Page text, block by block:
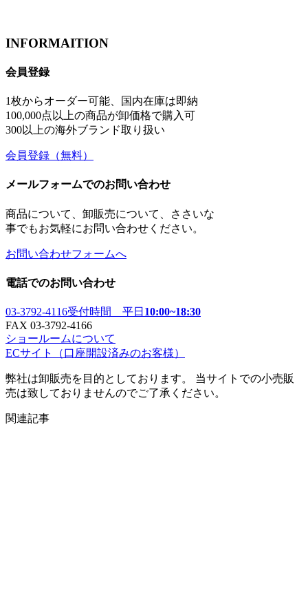
INFORMAITION
会員登録
1枚からオーダー可能、国内在庫は即納
100,000点以上の商品が卸価格で購入可
300以上の海外ブランド取り扱い
会員登録 （無料）
メールフォームでのお問い合わせ
商品について、卸販売について、ささいな
事でもお気軽にお問い合わせください。
お問い合わせフォームへ
電話でのお問い合わせ
03-3792-4116受付時間 平日 10:00~18:30
FAX 03-3792-4166
ショールームについて
ECサイト
（口座開設済みのお客様）
弊社は卸販売を目的としております。 当サイトでの小売販
売は致しておりませんのでご了承ください。
関連記事